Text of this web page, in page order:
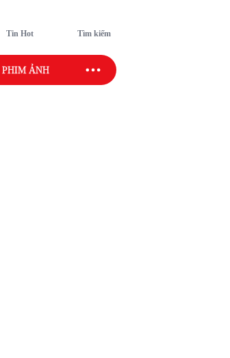
Tin Hot Tìm kiếm
PHIM ẢNH SAO SPORT